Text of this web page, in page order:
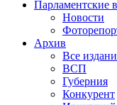
Парламентские
Новости
Архив
Все
ВСП
Губерния
Конкурент